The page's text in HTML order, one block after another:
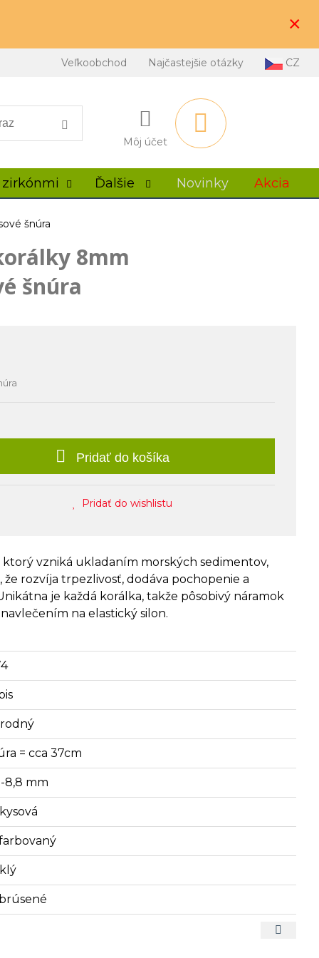
×
Veľkoobchod Najčastejšie otázky CZ
Môj účet
Ďalšie Novinky Akcia
šnúra
8mm
šnúra
Pridať do košíka
Pridať do wishlistu
vzniká ukladaním morských sedimentov,
že rozvíja trpezlivosť, dodáva pochopenie a
je každá korálka, takže pôsobivý náramok
na elastický silon.
= cca 37cm
8,8 mm